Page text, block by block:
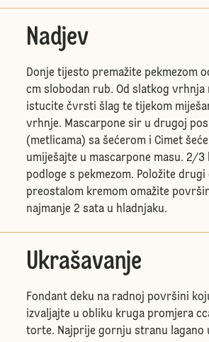
Nadjev
Donje tijesto premažite pekmezom
cm slobodan rub. Od slatkog vrhnja
istucite čvrsti šlag te tijekom
vrhnje. Mascarpone sir u drugoj
(metlicama) sa šećerom i Cimet
umiješajte u mascarpone masu. 2/3
podloge s pekmezom. Položite
preostalom kremom omažite
najmanje 2 sata u hladnjaku.
Ukrašavanje
Fondant deku na radnoj površini
izvaljajte u obliku kruga promjera
torte. Najprije gornju stranu lagano